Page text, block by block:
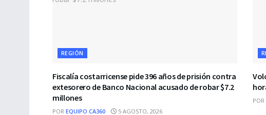
REGIÓN
Fiscalía costarricense pide 396 años de prisión contra
extesorero de Banco Nacional acusado de robar $7.2
millones
POR EQUIPO CA360 5 AGOSTO, 2026
POR